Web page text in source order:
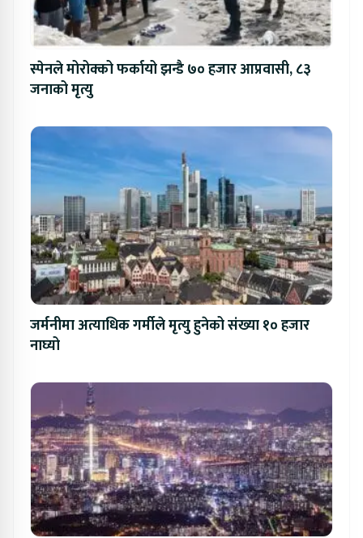
स्पेनले मोरोक्को फर्कायो झन्डै ७० हजार आप्रवासी, ८३
जनाको मृत्यु
जर्मनीमा अत्याधिक गर्मीले मृत्यु हुनेको संख्या १० हजार
नाघ्यो